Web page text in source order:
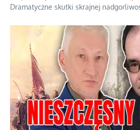
Dramatyczne skutki skrajnej